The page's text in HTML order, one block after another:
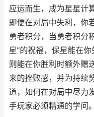
应运而生，成为星星计
即便在对局中失利，你
勇者积分，当勇者积分
星”的祝福，保星能在
则能在你胜利时额外赠
来的挫败感，并为持续
道，如何在对局中尽力
手玩家必须精通的学问。